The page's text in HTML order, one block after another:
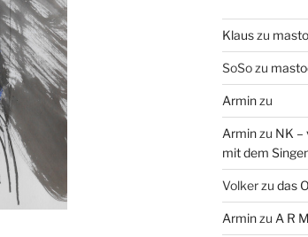
Klauszu
SoSozu
Arminzu
Arminzu NK –
mit dem
Volkerzu das
Arminzu A R